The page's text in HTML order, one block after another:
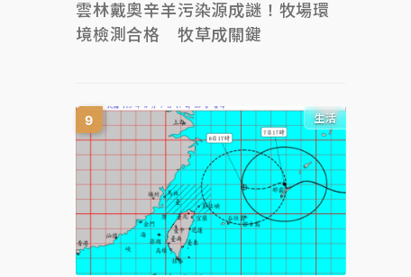
雲林戴奧辛羊污染源成謎！牧場環
境檢測合格 牧草成關鍵
生活